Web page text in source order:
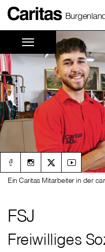
FSJ
Ein Caritas Mitarbeiter in der
Freiwilliges